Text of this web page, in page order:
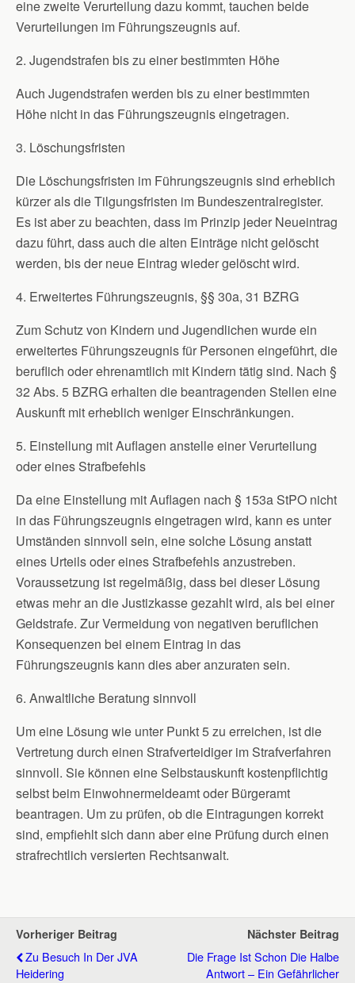
eine zweite Verurteilung dazu kommt, tauchen beide
Verurteilungen im Führungszeugnis auf.
2. Jugendstrafen bis zu einer bestimmten Höhe
Auch Jugendstrafen werden bis zu einer bestimmten
Höhe nicht in das Führungszeugnis eingetragen.
3. Löschungsfristen
Die Löschungsfristen im Führungszeugnis sind erheblich
kürzer als die Tilgungsfristen im Bundeszentralregister.
Es ist aber zu beachten, dass im Prinzip jeder Neueintrag
dazu führt, dass auch die alten Einträge nicht gelöscht
werden, bis der neue Eintrag wieder gelöscht wird.
4. Erweitertes Führungszeugnis, §§ 30a, 31 BZRG
Zum Schutz von Kindern und Jugendlichen wurde ein
erweitertes Führungszeugnis für Personen eingeführt, die
beruflich oder ehrenamtlich mit Kindern tätig sind. Nach §
32 Abs. 5 BZRG erhalten die beantragenden Stellen eine
Auskunft mit erheblich weniger Einschränkungen.
5. Einstellung mit Auflagen anstelle einer Verurteilung
oder eines Strafbefehls
Da eine Einstellung mit Auflagen nach § 153a StPO nicht
in das Führungszeugnis eingetragen wird, kann es unter
Umständen sinnvoll sein, eine solche Lösung anstatt
eines Urteils oder eines Strafbefehls anzustreben.
Voraussetzung ist regelmäßig, dass bei dieser Lösung
etwas mehr an die Justizkasse gezahlt wird, als bei einer
Geldstrafe. Zur Vermeidung von negativen beruflichen
Konsequenzen bei einem Eintrag in das
Führungszeugnis kann dies aber anzuraten sein.
6. Anwaltliche Beratung sinnvoll
Um eine Lösung wie unter Punkt 5 zu erreichen, ist die
Vertretung durch einen Strafverteidiger im Strafverfahren
sinnvoll. Sie können eine Selbstauskunft kostenpflichtig
selbst beim Einwohnermeldeamt oder Bürgeramt
beantragen. Um zu prüfen, ob die Eintragungen korrekt
sind, empfiehlt sich dann aber eine Prüfung durch einen
strafrechtlich versierten Rechtsanwalt.
Vorheriger Beitrag
Zu Besuch In Der JVA
Heidering
Nächster Beitrag
Die Frage Ist Schon Die Halbe
Antwort – Ein Gefährlicher